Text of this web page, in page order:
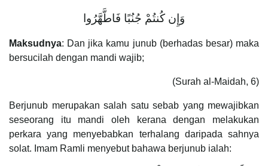
وَإِن كُنتُمْ جُنُبًا فَاطَّهَّرُوا
Maksudnya: Dan jika kamu junub (berhadas besar) maka
bersucilah dengan mandi wajib;
(Surah al-Maidah, 6)
Berjunub merupakan salah satu sebab yang mewajibkan
seseorang itu mandi oleh kerana dengan melakukan
perkara yang menyebabkan terhalang daripada sahnya
solat. Imam Ramli menyebut bahawa berjunub ialah: